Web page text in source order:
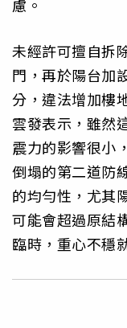
慮。
未經許可擅自拆
門，再於陽台加
分，違法增加樓
雲發表示，雖然
震力的影響很小
倒塌的第二道防
的均勻性，尤其
可能會超過原結
臨時，重心不穩